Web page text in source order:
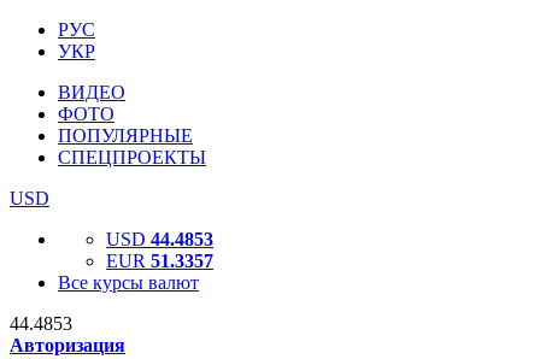
РУС
УКР
ВИДЕО
ФОТО
ПОПУЛЯРНЫЕ
СПЕЦПРОЕКТЫ
USD
USD 44.4853
EUR 51.3357
Все курсы валют
44.4853
Авторизация